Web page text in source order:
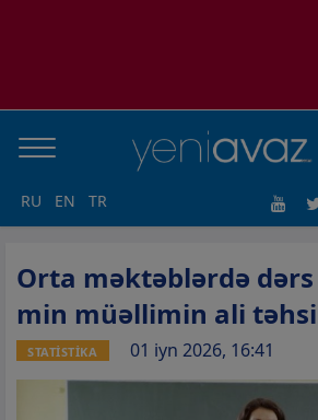
RU EN TR
Orta məktəblərdə dərs
min müəllimin ali
STATİSTİKA 01 iyn 2026, 16:41